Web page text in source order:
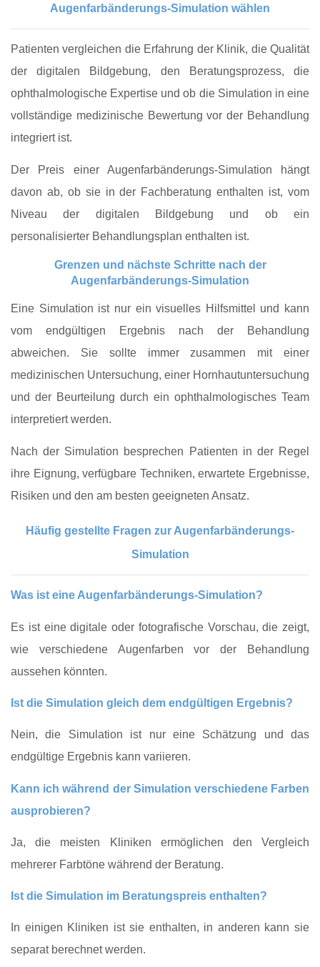
Augenfarbänderungs-Simulation wählen
Patienten vergleichen die Erfahrung der Klinik, die Qualität
der digitalen Bildgebung, den Beratungsprozess, die
ophthalmologische Expertise und ob die Simulation in eine
vollständige medizinische Bewertung vor der Behandlung
integriert ist.
Der Preis einer Augenfarbänderungs-Simulation hängt
davon ab, ob sie in der Fachberatung enthalten ist, vom
Niveau der digitalen Bildgebung und ob ein
personalisierter Behandlungsplan enthalten ist.
Grenzen und nächste Schritte nach der
Augenfarbänderungs-Simulation
Eine Simulation ist nur ein visuelles Hilfsmittel und kann
vom endgültigen Ergebnis nach der Behandlung
abweichen. Sie sollte immer zusammen mit einer
medizinischen Untersuchung, einer Hornhautuntersuchung
und der Beurteilung durch ein ophthalmologisches Team
interpretiert werden.
Nach der Simulation besprechen Patienten in der Regel
ihre Eignung, verfügbare Techniken, erwartete Ergebnisse,
Risiken und den am besten geeigneten Ansatz.
Häufig gestellte Fragen zur Augenfarbänderungs-
Simulation
Was ist eine Augenfarbänderungs-Simulation?
Es ist eine digitale oder fotografische Vorschau, die zeigt,
wie verschiedene Augenfarben vor der Behandlung
aussehen könnten.
Ist die Simulation gleich dem endgültigen Ergebnis?
Nein, die Simulation ist nur eine Schätzung und das
endgültige Ergebnis kann variieren.
Kann ich während der Simulation verschiedene Farben
ausprobieren?
Ja, die meisten Kliniken ermöglichen den Vergleich
mehrerer Farbtöne während der Beratung.
Ist die Simulation im Beratungspreis enthalten?
In einigen Kliniken ist sie enthalten, in anderen kann sie
separat berechnet werden.